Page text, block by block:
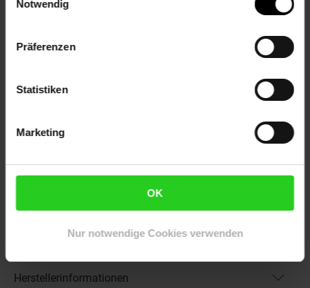
Notwendig
Präferenzen
Statistiken
Marketing
OK
Nur notwendige Cookies verwenden
Bestäuber: Wind
Lebenszeit: Mehrjährig
Artikelnummer: 2797296000
Artikel gehört zur Kategorie:Pflanzen
Versandinformationen
Herstellerinformationen